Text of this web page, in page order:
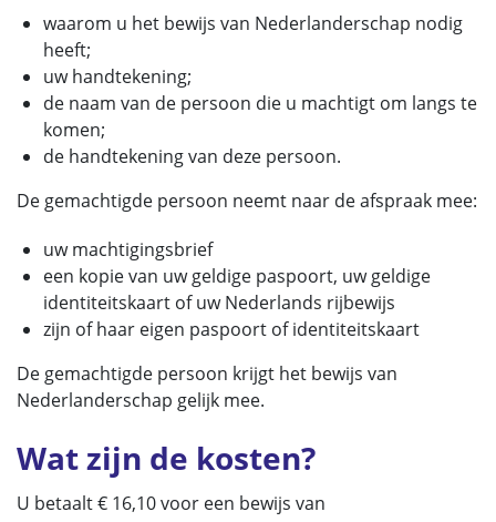
waarom u het bewijs van Nederlanderschap nodig
heeft;
uw handtekening;
de naam van de persoon die u machtigt om langs te
komen;
de handtekening van deze persoon.
De gemachtigde persoon neemt naar de afspraak mee:
uw machtigingsbrief
een kopie van uw geldige paspoort, uw geldige
identiteitskaart of uw Nederlands rijbewijs
zijn of haar eigen paspoort of identiteitskaart
De gemachtigde persoon krijgt het bewijs van
Nederlanderschap gelijk mee.
Wat zijn de kosten?
U betaalt € 16,10 voor een bewijs van